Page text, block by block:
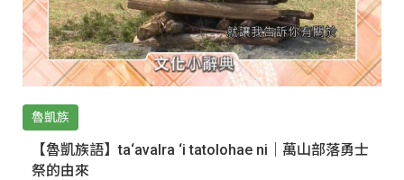
魯凱族
【魯凱族語】ta‘avalra ‘i tatolohae ni｜萬山部落勇士
祭的由來